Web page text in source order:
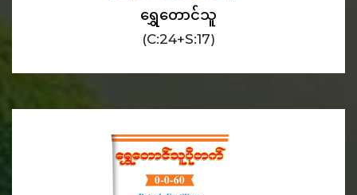
ရွှေတောင်သူ
(C:24+S:17)